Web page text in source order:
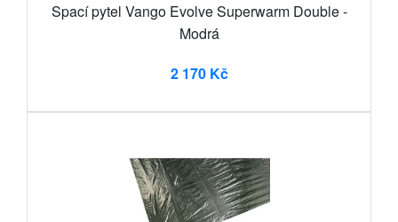
Spací pytel Vango Evolve Superwarm Double -
Modrá
2 170 Kč